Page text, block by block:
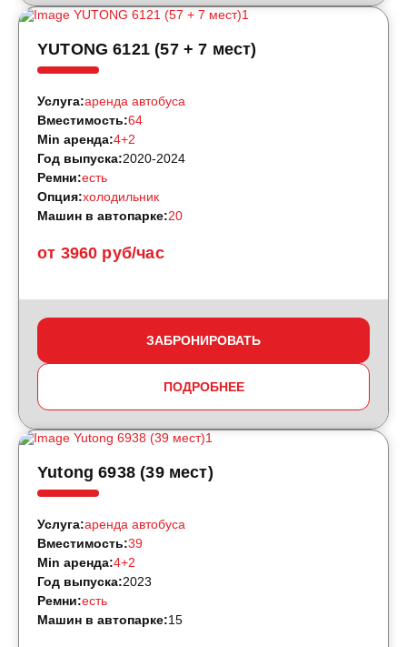
YUTONG 6121 (57 + 7 мест)
от 3960 руб/час
Услуга:аренда автобуса
Вместимость:64
Min аренда:4+2
Год выпуска:2020-2024
Ремни:есть
Опция:холодильник
Машин в автопарке:20
ЗАБРОНИРОВАТЬ
ПОДРОБНЕЕ
Yutong 6938 (39 мест)
Услуга:аренда автобуса
Вместимость:39
Min аренда:4+2
Год выпуска:2023
Ремни:есть
Машин в автопарке:15